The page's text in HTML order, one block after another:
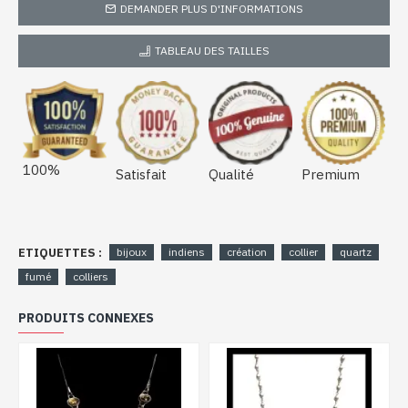
DEMANDER PLUS D'INFORMATIONS
TABLEAU DES TAILLES
100% Satisfait Qualité Premium
ETIQUETTES : bijoux indiens création collier
quartz
fumé
colliers
PRODUITS CONNEXES